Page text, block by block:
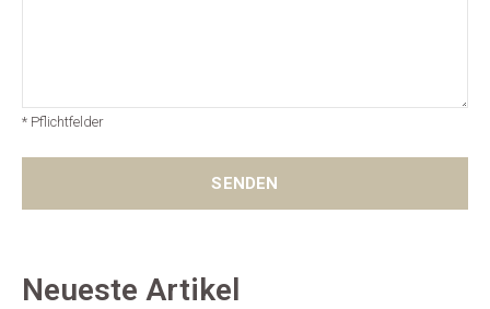
* Pflichtfelder
SENDEN
Neueste Artikel